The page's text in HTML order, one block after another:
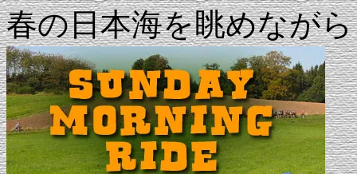
春の日本海を眺めなが